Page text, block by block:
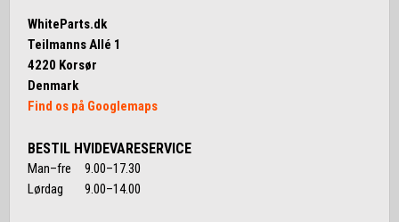
WhiteParts.dk
Teilmanns Allé 1
4220 Korsør
Denmark
Find os på Googlemaps
BESTIL HVIDEVARESERVICE
Man–fre 9.00–17.30
Lørdag 9.00–14.00